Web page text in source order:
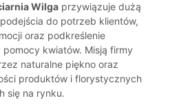
Wilga przywiązuje dużą
do potrzeb klientów,
oraz podkreślenie
kwiatów. Misją firmy
naturalne piękno oraz
produktów i florystycznych
się na rynku.